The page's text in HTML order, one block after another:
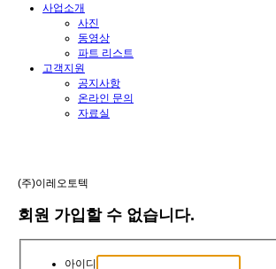
사업소개
사진
동영상
파트 리스트
고객지원
공지사항
온라인 문의
자료실
(주)이레오토텍
회원 가입할 수 없습니다.
아이디